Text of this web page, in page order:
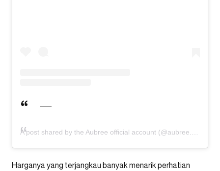
A post shared by the Aubree official account (@aubree.skin)
Harganya yang terjangkau banyak menarik perhatian